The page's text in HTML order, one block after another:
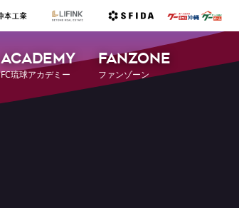
ACADEMY
FC琉球アカデミー
FANZONE
ファンゾーン